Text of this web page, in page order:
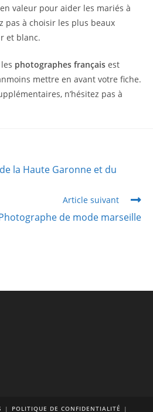
valeur pour aider les mariés à
pas à choisir les plus beaux
et blanc.
photographes français est
mettre en avant votre fiche.
n’hésitez pas à
la Haute Garonne et du
Article suivant
de mode marseille
POLITIQUE DE CONFIDENTIALITÉ